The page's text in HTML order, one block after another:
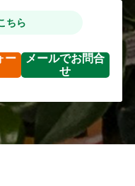
ちら
ー
メールでお問合
せ